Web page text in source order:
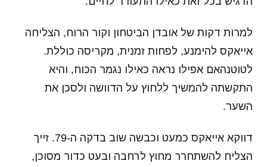
למרות דקות של אובדן הביטחון וקור הרוח, הצליחה
אייאקס להימנע, לפחות זמנית, מקריסה כוללת.
לטוטנהאם אפילו נראה כאילו נגמר הכוח, והיא
התקשתה להמשיך ללחוץ על הדוושה ולסכן את
השער.
דווקא אייאקס כמעט וכבשה שוב בדקה ה-79. זייך
הצליח להשתחרר מחוץ לרחבה ובעט כדור מסוכן,